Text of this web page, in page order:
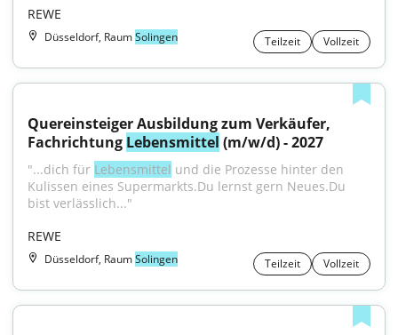
REWE
Düsseldorf, RaumSolingen Teilzeit Vollzeit
Quereinsteiger Ausbildung zum Verkäufer,
Fachrichtung Lebensmittel (m/w/d) - 2027
"...dich für Lebensmittel und die Prozesse hinter den
Kulissen eines Supermarkts.Du lernst gern Neues.Du
bist verlässlich..."
REWE
Düsseldorf, RaumSolingen Teilzeit Vollzeit